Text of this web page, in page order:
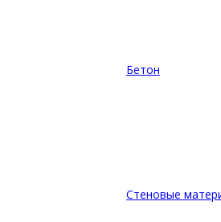
Бетон
Стеновые